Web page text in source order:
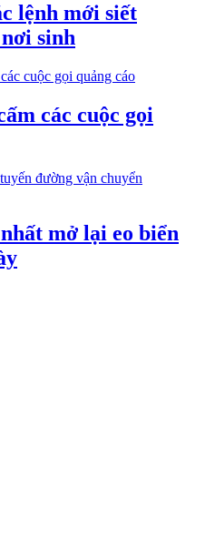
lệnh mới siết
sinh
các cuộc gọi
mở lại eo biển